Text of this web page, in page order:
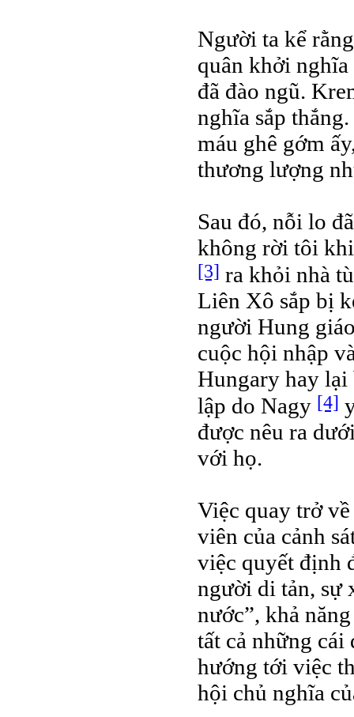
Người ta kể
quân khởi
đã đào ngũ.
nghĩa sắp
máu ghê gớm
thương lượng
Sau đó, nỗi lo
không rời tôi
[3] ra khỏi nhà
Liên Xô sắp bị
người Hung
cuộc hội nhập
Hungary hay lại
lập do Nagy [4]
được nêu ra
với họ.
Việc quay trở
viên của cảnh
việc quyết định
người di tản, sự
nước”, khả
tất cả những
hướng tới việc
hội chủ nghĩa